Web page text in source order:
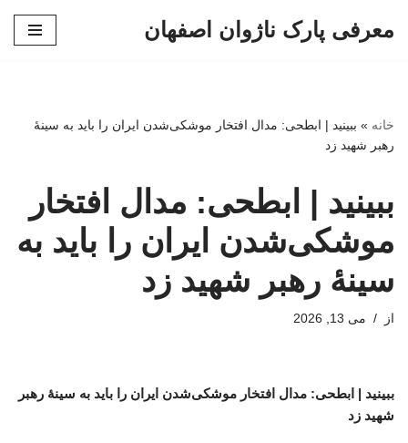
معرفی پارک ناژوان اصفهان
خانه » ببینید | ابطحی: مدال افتخار موشکی‌شدن ایران را باید به سینهٔ
رهبر شهید زد
ببینید | ابطحی: مدال افتخار
موشکی‌شدن ایران را باید به
سینهٔ رهبر شهید زد
از می 13, 2026
ببینید | ابطحی: مدال افتخار موشکی‌شدن ایران را باید به سینهٔ رهبر
شهید زد